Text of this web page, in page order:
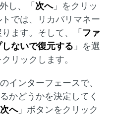
し、「 次へ」をクリッ
では、リカバリマネー
ます。そして、「 ファ
ないで復元する 」を選
リックします。
インターフェースで、
かどうかを決定してく
次へ」ボタンをクリック